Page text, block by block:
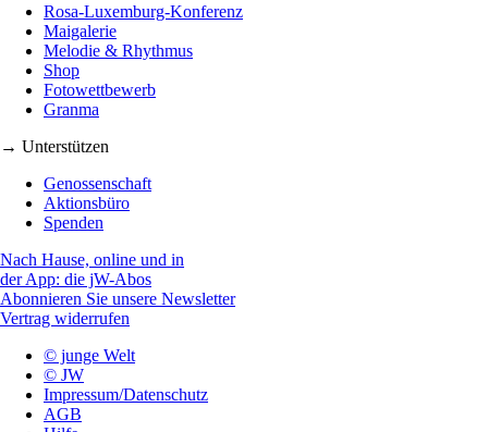
Rosa-Luxemburg-Konferenz
Maigalerie
Melodie & Rhythmus
Shop
Fotowettbewerb
Granma
→ Unterstützen
Genossenschaft
Aktionsbüro
Spenden
Nach Hause, online und in
der App: die jW-Abos
Abonnieren Sie unsere Newsletter
Vertrag widerrufen
© junge Welt
© JW
Impressum/Datenschutz
AGB